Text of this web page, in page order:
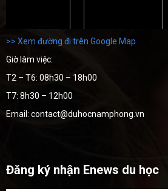
>> Xem đường đi trên Google Map
Giờ làm việc:
T2 – T6: 08h30 – 18h00
T7: 8h30 – 12h00
Email: contact@duhocnamphong.vn
Đăng ký nhận Enews du học